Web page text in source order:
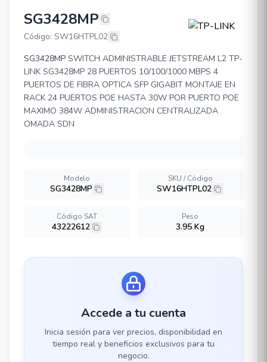
TP-LINK SG3428MP
SG3428MP
Código: SW16HTPL02
SG3428MP SWITCH ADMINISTRABLE JETSTREAM L2 TP-
LINK SG3428MP 28 PUERTOS 10/100/1000 MBPS 4
PUERTOS DE FIBRA OPTICA SFP GIGABIT MONTAJE EN
RACK 24 PUERTOS POE HASTA 30W POR PUERTO POE
MAXIMO 384W ADMINISTRACION CENTRALIZADA
OMADA SDN
Modelo
SG3428MP
SKU / Código
SW16HTPL02
Código SAT
43222612
Peso
3.95 Kg
Accede a tu cuenta
Inicia sesión para ver precios, disponibilidad en
tiempo real y beneficios exclusivos para tu
negocio.